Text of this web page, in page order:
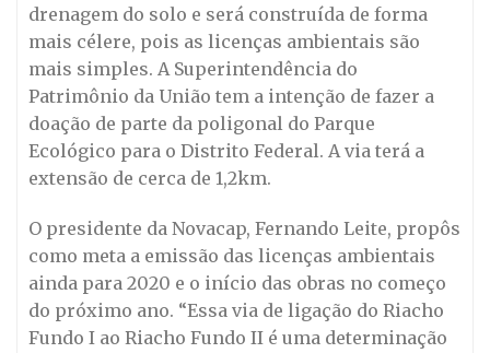
drenagem do solo e será construída de forma
mais célere, pois as licenças ambientais são
mais simples. A Superintendência do
Patrimônio da União tem a intenção de fazer a
doação de parte da poligonal do Parque
Ecológico para o Distrito Federal. A via terá a
extensão de cerca de 1,2km.
O presidente da Novacap, Fernando Leite, propôs
como meta a emissão das licenças ambientais
ainda para 2020 e o início das obras no começo
do próximo ano. “Essa via de ligação do Riacho
Fundo I ao Riacho Fundo II é uma determinação